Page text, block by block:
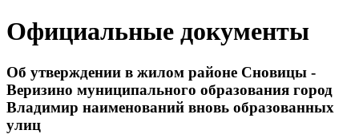
Официальные документы
Об утверждении в жилом районе Сновицы -
Веризино муниципального образования город
Владимир наименований вновь образованных
улиц